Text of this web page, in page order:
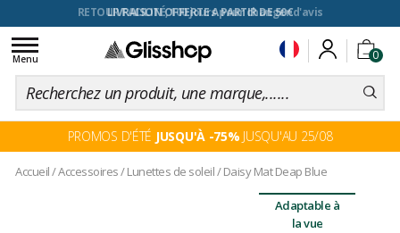
RETOUR FACILITÉ, 100 jours pour changer d'avis
0
Toggle
navigation
Menu
PROMOS D'ÉTÉ JUSQU'À -75% JUSQU'AU 25/08
Accueil/Accessoires/Lunettes de soleil/Daisy Mat Deap Blue
Adaptable à
la vue